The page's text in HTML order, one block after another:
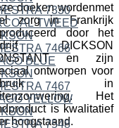
doeken wordenmet
zorg in Frankrijk
door het
DICKSON
en zijn
ontworpen voor
in
Het
is kwalitatief
hoogstaand.